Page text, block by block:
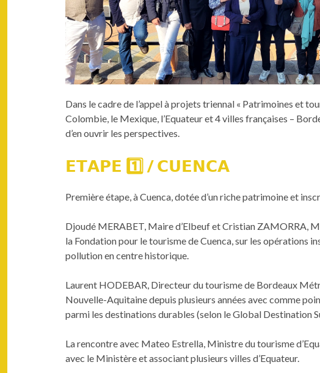
Dans le cadre de l’appel à projets triennal « Patrimoines et
Colombie, le Mexique, l’Equateur et 4 villes françaises –
d’en ouvrir les perspectives.
𝗘𝗧𝗔𝗣𝗘 1️⃣ / 𝗖𝗨𝗘𝗡𝗖𝗔
Première étape, à Cuenca, dotée d’un riche patrimoine et
Djoudé MERABET, Maire d’Elbeuf et Cristian ZAMORRA,
la Fondation pour le tourisme de Cuenca, sur les
pollution en centre historique.
Laurent HODEBAR, Directeur du tourisme de Bordeaux
Nouvelle-Aquitaine depuis plusieurs années avec comme
parmi les destinations durables (selon le Global Destination
La rencontre avec Mateo Estrella, Ministre du tourisme
avec le Ministère et associant plusieurs villes d’Equateur.